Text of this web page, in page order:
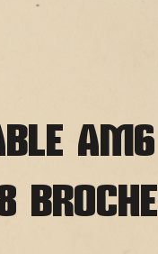
AM6